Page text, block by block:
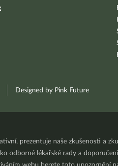
Designed by Pink Future
prezentuje naše zkušenosti a
odborné lékařské rady a